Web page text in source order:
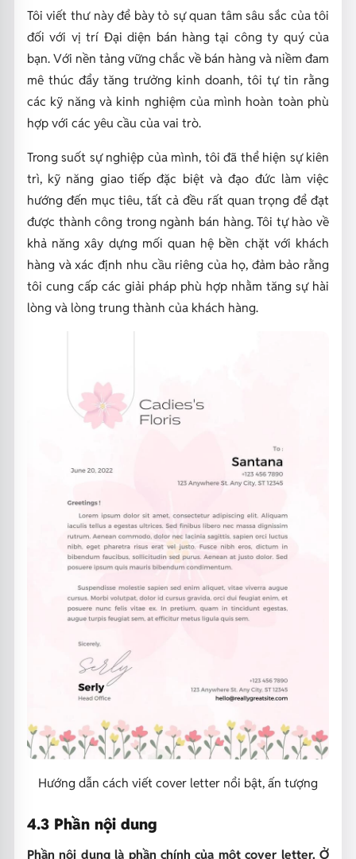
Tôi viết thư này để bày tỏ sự quan tâm sâu sắc của tôi
đối với vị trí Đại diện bán hàng tại công ty quý của
bạn. Với nền tảng vững chắc về bán hàng và niềm đam
mê thúc đẩy tăng trưởng kinh doanh, tôi tự tin rằng
các kỹ năng và kinh nghiệm của mình hoàn toàn phù
hợp với các yêu cầu của vai trò.
Trong suốt sự nghiệp của mình, tôi đã thể hiện sự kiên
trì, kỹ năng giao tiếp đặc biệt và đạo đức làm việc
hướng đến mục tiêu, tất cả đều rất quan trọng để đạt
được thành công trong ngành bán hàng. Tôi tự hào về
khả năng xây dựng mối quan hệ bền chặt với khách
hàng và xác định nhu cầu riêng của họ, đảm bảo rằng
tôi cung cấp các giải pháp phù hợp nhằm tăng sự hài
lòng và lòng trung thành của khách hàng.
Hướng dẫn cách viết cover letter nổi bật, ấn tượng
4.3 Phần nội dung
Phần nội dung là phần chính của một cover letter. Ở